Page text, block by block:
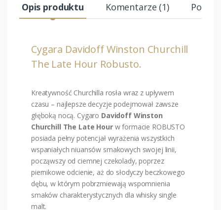
Opis produktu Komentarze (1)
Cygara Davidoff Winston Churchill
The Late Hour Robusto.
Kreatywność Churchilla rosła wraz z upływem
czasu – najlepsze decyzje podejmował zawsze
głęboką nocą. Cygaro Davidoff Winston
Churchill The Late Hourw formacie ROBUSTO
posiada pełny potencjał wyrażenia wszystkich
wspaniałych niuansów smakowych swojej linii,
począwszy od ciemnej czekolady, poprzez
piernikowe odcienie, aż do słodyczy beczkowego
dębu, w którym pobrzmiewają wspomnienia
smaków charakterystycznych dla whisky single
malt.